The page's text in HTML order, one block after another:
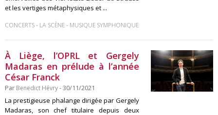
et les vertiges métaphysiques et ...
CONCERTS- LA SCÈNE- MUSIQUE SYMPHONIQUE
À Liège, l’OPRL et Gergely
Madaras en prélude à l’année
César Franck
Par Benedict Hévry- 30/11/2021
La prestigieuse phalange dirigée par Gergely
Madaras, son chef titulaire depuis deux